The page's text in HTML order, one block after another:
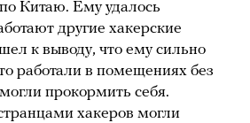
Китаю. Ему удалось
другие хакерские
к выводу, что ему сильно
работали в помещениях без
прокормить себя.
хакеров могли